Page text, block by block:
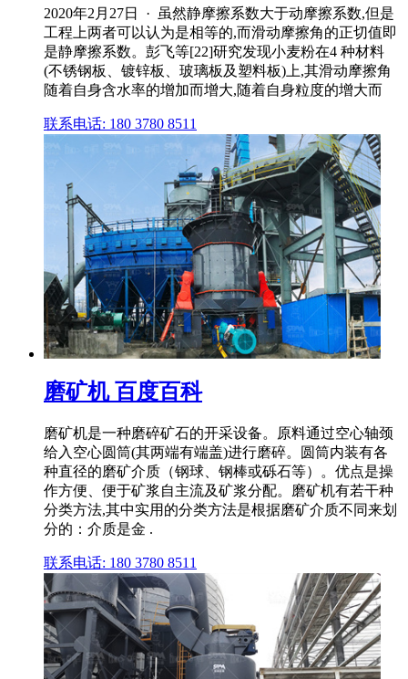
2020年2月27日 · 虽然静摩擦系数大于动摩擦系数,但是
工程上两者可以认为是相等的,而滑动摩擦角的正切值即
是静摩擦系数。彭飞等[22]研究发现小麦粉在4 种材料
(不锈钢板、镀锌板、玻璃板及塑料板)上,其滑动摩擦角
随着自身含水率的增加而增大,随着自身粒度的增大而
联系电话: 180 3780 8511
磨矿机 百度百科
磨矿机是一种磨碎矿石的开采设备。原料通过空心轴颈
给入空心圆筒(其两端有端盖)进行磨碎。圆筒内装有各
种直径的磨矿介质（钢球、钢棒或砾石等）。优点是操
作方便、便于矿浆自主流及矿浆分配。磨矿机有若干种
分类方法,其中实用的分类方法是根据磨矿介质不同来划
分的：介质是金 .
联系电话: 180 3780 8511